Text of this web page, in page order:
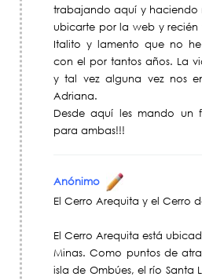
trabajando aquí y haciendo
ubicarte por la web y recién
Italito y lamento que no
con el por tantos años. La
y tal vez alguna vez nos
Adriana.
Desde aquí les mando un
para ambas!!!
Anónimo
El Cerro Arequita y el Cerro
El Cerro Arequita está
Minas. Como puntos de
isla de Ombúes, el río Santa